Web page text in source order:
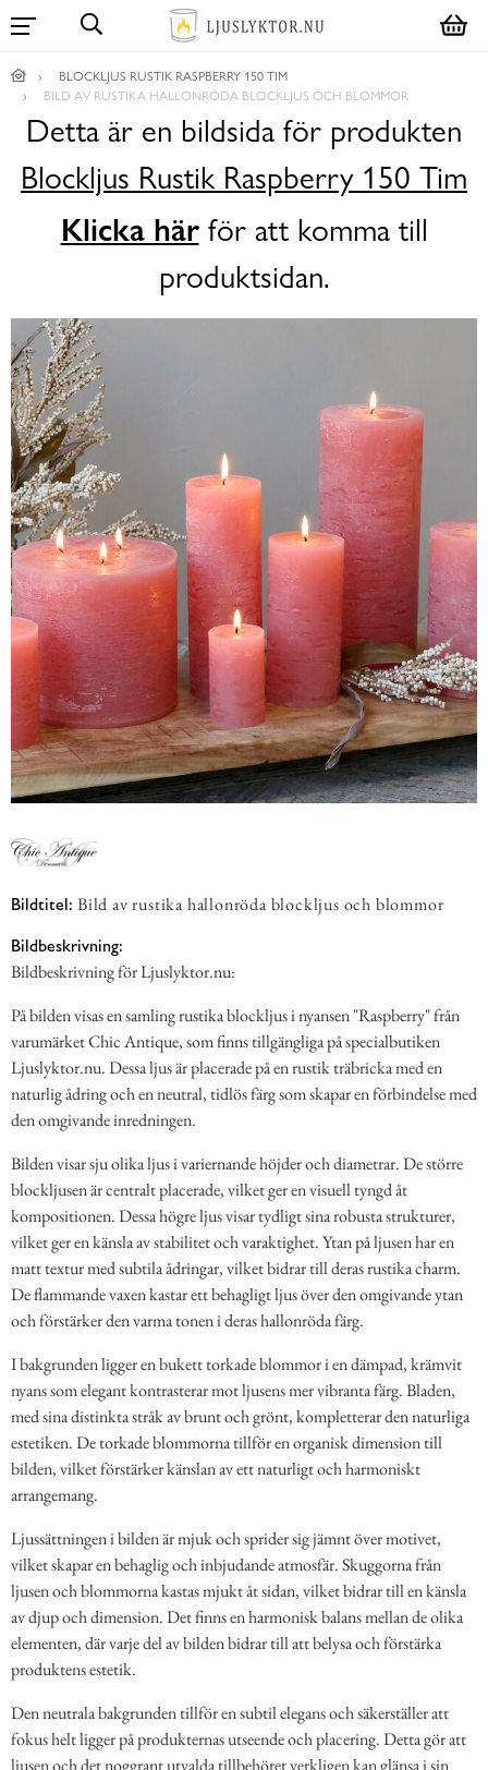
BLOCKLJUS RUSTIK RASPBERRY 150 TIM
BILD AV RUSTIKA HALLONRÖDA BLOCKLJUS OCH BLOMMOR
Detta är en bildsida för produkten
Blockljus Rustik Raspberry 150 Tim
Klicka härför att komma till
produktsidan.
Bildtitel: Bild av rustika hallonröda blockljus och blommor
Bildbeskrivning:
Bildbeskrivning för Ljuslyktor.nu:
På bilden visas en samling rustika blockljus i nyansen "Raspberry" från
varumärket Chic Antique, som finns tillgängliga på specialbutiken
Ljuslyktor.nu. Dessa ljus är placerade på en rustik träbricka med en
naturlig ådring och en neutral, tidlös färg som skapar en förbindelse med
den omgivande inredningen.
Bilden visar sju olika ljus i variernande höjder och diametrar. De större
blockljusen är centralt placerade, vilket ger en visuell tyngd åt
kompositionen. Dessa högre ljus visar tydligt sina robusta strukturer,
vilket ger en känsla av stabilitet och varaktighet. Ytan på ljusen har en
matt textur med subtila ådringar, vilket bidrar till deras rustika charm.
De flammande vaxen kastar ett behagligt ljus över den omgivande ytan
och förstärker den varma tonen i deras hallonröda färg.
I bakgrunden ligger en bukett torkade blommor i en dämpad, krämvit
nyans som elegant kontrasterar mot ljusens mer vibranta färg. Bladen,
med sina distinkta stråk av brunt och grönt, kompletterar den naturliga
estetiken. De torkade blommorna tillför en organisk dimension till
bilden, vilket förstärker känslan av ett naturligt och harmoniskt
arrangemang.
Ljussättningen i bilden är mjuk och sprider sig jämnt över motivet,
vilket skapar en behaglig och inbjudande atmosfär. Skuggorna från
ljusen och blommorna kastas mjukt åt sidan, vilket bidrar till en känsla
av djup och dimension. Det finns en harmonisk balans mellan de olika
elementen, där varje del av bilden bidrar till att belysa och förstärka
produktens estetik.
Den neutrala bakgrunden tillför en subtil elegans och säkerställer att
fokus helt ligger på produkternas utseende och placering. Detta gör att
ljusen och det noggrant utvalda tillbehöret verkligen kan glänsa i sin